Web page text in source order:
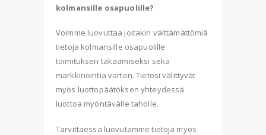
kolmansille osapuolille?
Voimme luovuttaa joitakin välttämättömiä
tietoja kolmansille osapuolille
toimituksen takaamiseksi sekä
markkinointia varten. Tietosi välittyvät
myös luottopäätöksen yhteydessä
luottoa myöntävälle taholle.
Tarvittaessa luovutamme tietoja myös